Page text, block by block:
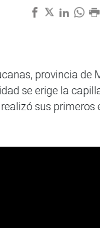
provincia de
se erige la
sus primeros